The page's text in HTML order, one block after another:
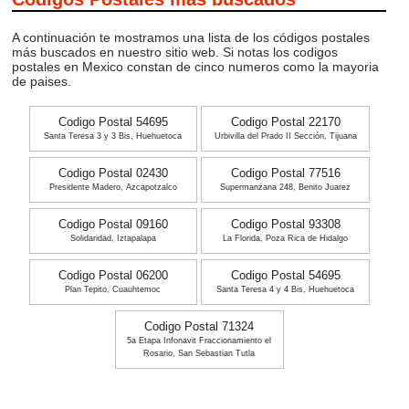
A continuación te mostramos una lista de los códigos postales
más buscados en nuestro sitio web. Si notas los codigos
postales en Mexico constan de cinco numeros como la mayoria
de paises.
Codigo Postal 54695
Santa Teresa 3 y 3 Bis, Huehuetoca
Codigo Postal 22170
Urbivilla del Prado II Sección, Tijuana
Codigo Postal 02430
Presidente Madero, Azcapotzalco
Codigo Postal 77516
Supermanzana 248, Benito Juarez
Codigo Postal 09160
Solidaridad, Iztapalapa
Codigo Postal 93308
La Florida, Poza Rica de Hidalgo
Codigo Postal 06200
Plan Tepito, Cuauhtemoc
Codigo Postal 54695
Santa Teresa 4 y 4 Bis, Huehuetoca
Codigo Postal 71324
5a Etapa Infonavit Fraccionamiento el
Rosario, San Sebastian Tutla